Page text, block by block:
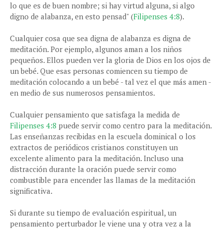
lo que es de buen nombre; si hay virtud alguna, si algo
digno de alabanza, en esto pensad" (Filipenses 4:8).
Cualquier cosa que sea digna de alabanza es digna de
meditación. Por ejemplo, algunos aman a los niños
pequeños. Ellos pueden ver la gloria de Dios en los ojos de
un bebé. Que esas personas comiencen su tiempo de
meditación colocando a un bebé - tal vez el que más amen -
en medio de sus numerosos pensamientos.
Cualquier pensamiento que satisfaga la medida de
Filipenses 4:8 puede servir como centro para la meditación.
Las enseñanzas recibidas en la escuela dominical o los
extractos de periódicos cristianos constituyen un
excelente alimento para la meditación. Incluso una
distracción durante la oración puede servir como
combustible para encender las llamas de la meditación
significativa.
Si durante su tiempo de evaluación espiritual, un
pensamiento perturbador le viene una y otra vez a la